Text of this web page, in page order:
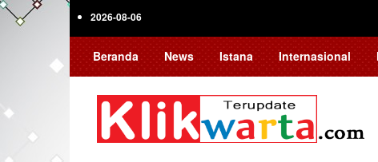
Skip
2026-08-06
Beranda News Istana Internasional